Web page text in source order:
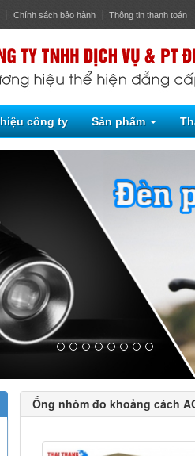
Chính sách bảo hành Thông tin thanh toán
công ty Sản phẩm
Ống nhòm đo khoảng cách